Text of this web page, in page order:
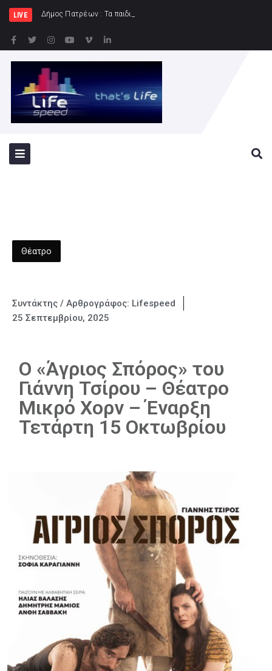
LIVE Δήμος Πατρέων : Τα παιδιά των Ημερήσιων Παιδικών Κα
Θέατρο
Συντάκτης / Αρθρογράφος: Lifespeed
25 Σεπτεμβρίου, 2025
Ο «Άγριος Σπόρος» του
Γιάννη Τσίρου – Θέατρο
Μικρό Χορν – Έναρξη
Τετάρτη 15 Οκτωβρίου